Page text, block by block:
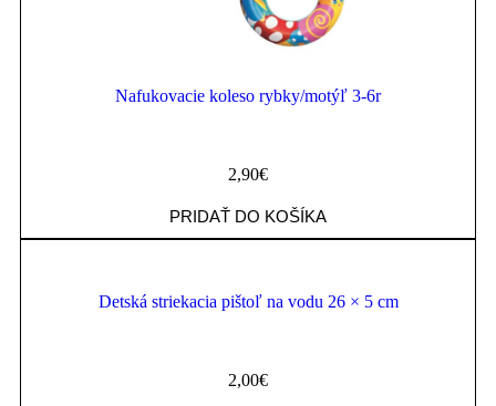
Nafukovacie koleso rybky/motýľ 3-6r
2,90€
PRIDAŤ DO KOŠÍKA
Detská striekacia pištoľ na vodu 26 × 5 cm
2,00€